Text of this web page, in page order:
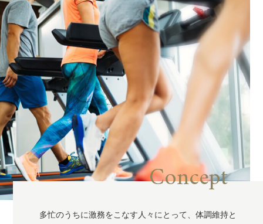
Concept
多忙のうちに激務をこなす人々にとって、体調維持と